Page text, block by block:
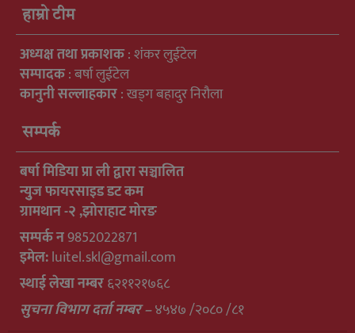
हाम्रो टीम
अध्यक्ष तथा प्रकाशक: शंकर लुईटेल
सम्पादक: बर्षा लुईटेल
कानुनी सल्लाहकार: खड्ग बहादुर निरौला
सम्पर्क
बर्षा मिडिया प्रा ली द्वारा सञ्चालित
न्युुज फायरसाइड डट कम
ग्रामथान -२ ,झोराहाट मोरङ
सम्पर्क न9852022871
इमेल:luitel.skl@gmail.com
स्थाई लेखा नम्बर६२११२१७६८
सुचना विभाग दर्ता नम्बर –४५४७ /२०८० /८१